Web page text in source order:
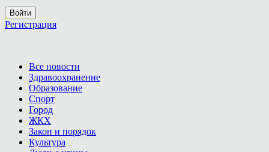
Войти
Регистрация
Все новости
Здравоохранение
Образование
Спорт
Город
ЖКХ
Закон и порядок
Культура